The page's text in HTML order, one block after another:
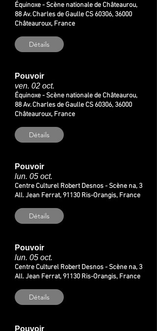
Équinoxe - Scène nationale de Châteaurou,
88 Av. Charles de Gaulle CS 60306, 36000
Châteauroux, France
Détails
Pouvoir
ven. 02 oct.
Équinoxe - Scène nationale de Châteaurou,
88 Av. Charles de Gaulle CS 60306, 36000
Châteauroux, France
Détails
Pouvoir
lun. 05 oct.
Centre Culturel Robert Desnos - Scène na, 3
All. Jean Ferrat, 91130 Ris-Orangis, France
Détails
Pouvoir
lun. 05 oct.
Centre Culturel Robert Desnos - Scène na, 3
All. Jean Ferrat, 91130 Ris-Orangis, France
Détails
Pouvoir